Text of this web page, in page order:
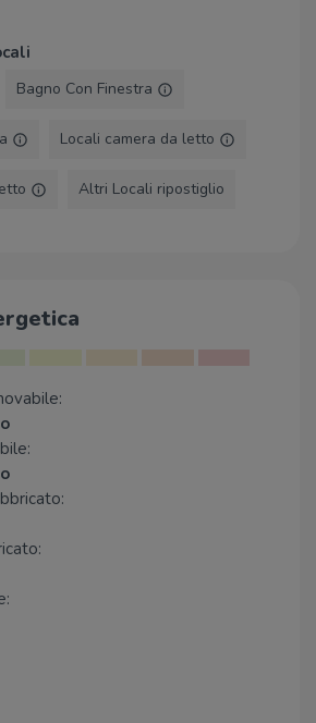
Bagno Con Finestra
Locali camera da letto
Altri Locali ripostiglio